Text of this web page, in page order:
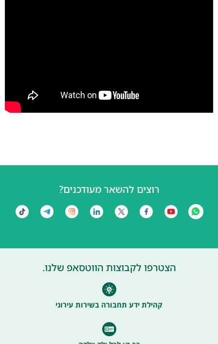
רוצים להשאר מעודכנים?
הצטרפו לקבוצות הווטסאפ שלנו.
קהילת ידע תחבורה בשירות עירוני